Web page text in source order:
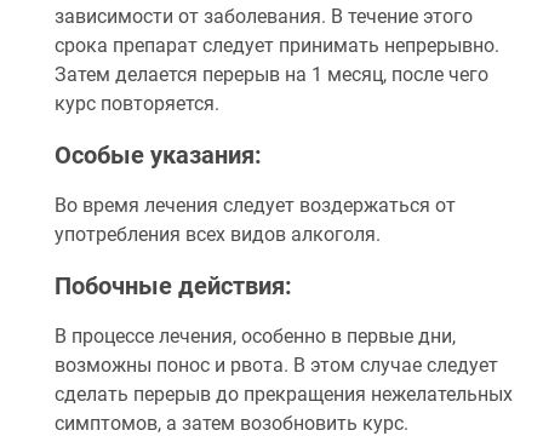
зависимости от заболевания. В течение этого
срока препарат следует принимать непрерывно.
Затем делается перерыв на 1 месяц, после чего
курс повторяется.
Особые указания:
Во время лечения следует воздержаться от
употребления всех видов алкоголя.
Побочные действия:
В процессе лечения, особенно в первые дни,
возможны понос и рвота. В этом случае следует
сделать перерыв до прекращения нежелательных
симптомов, а затем возобновить курс.